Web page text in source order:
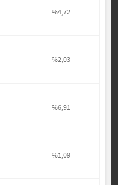
%4,72
%2,03
%6,91
%1,09